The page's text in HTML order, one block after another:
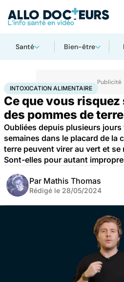
Santé Bien-être
AccueilBien-êtreNutritionIntoxication
INTOXICATION ALIMENTAIRE
Ce que vous
des pommes de
Oubliées depuis plusieurs
semaines dans le placard de la
terre peuvent virer au vert et se
Sont-elles pour autant
Par Mathis Thomas
Rédigé le 28/05/2024